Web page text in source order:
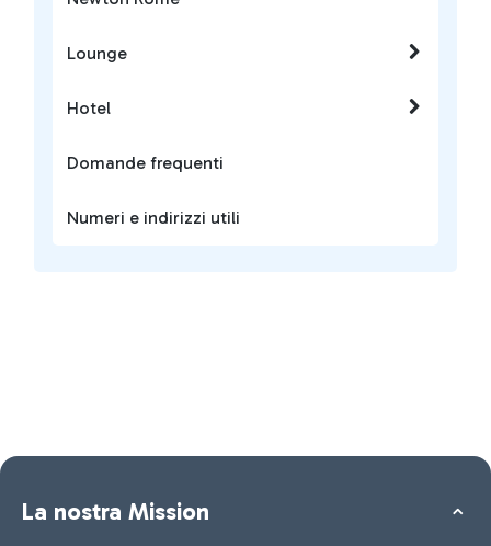
Lounge
Hotel
Domande frequenti
Numeri e indirizzi utili
La nostra Mission